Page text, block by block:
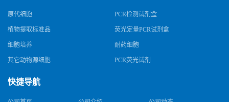
原代细胞 PCR检测试剂盒
植物提取标准品 荧光定量PCR试剂盒
细胞培养 耐药细胞
其它动物源细胞 PCR荧光试剂
快捷导航